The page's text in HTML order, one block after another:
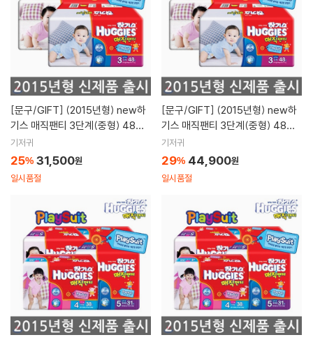
[문구/GIFT]
기스 매직팬티 3단계(중형) 48매x
2팩 /플레이수트 기저귀,남여택1
기저귀
25% 31,500원
일시품절
[문구/GIFT]
기스 매직팬티 3단계(중형) 48매x
3팩 /플레이수트 기저귀,남여택1
기저귀
29% 44,900원
일시품절